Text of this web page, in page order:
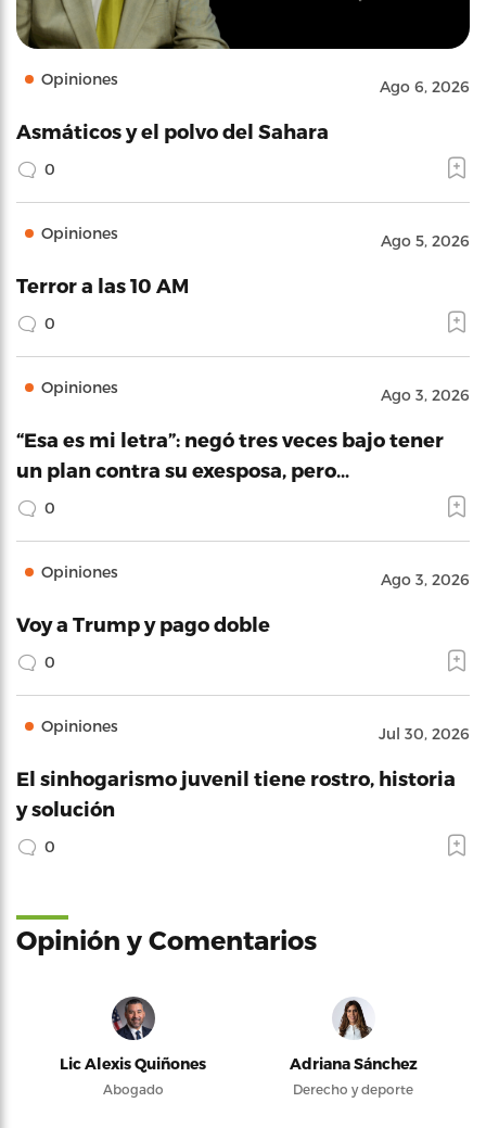
Opiniones Ago 6, 2026
Asmáticos y el polvo del Sahara
0
Opiniones Ago 5, 2026
Terror a las 10 AM
0
Opiniones Ago 3, 2026
“Esa es mi letra”: negó tres veces bajo tener
un plan contra su exesposa, pero…
0
Opiniones Ago 3, 2026
Voy a Trump y pago doble
0
Opiniones Jul 30, 2026
El sinhogarismo juvenil tiene rostro, historia
y solución
0
Opinión y Comentarios
Lic Alexis Quiñones
Abogado
Adriana Sánchez
Derecho y deporte